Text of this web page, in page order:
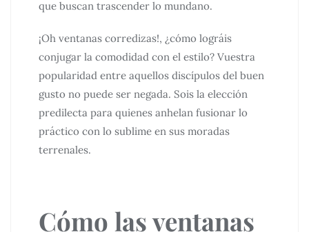
que buscan trascender lo mundano.
¡Oh ventanas corredizas!, ¿cómo lográis
conjugar la comodidad con el estilo? Vuestra
popularidad entre aquellos discípulos del buen
gusto no puede ser negada. Sois la elección
predilecta para quienes anhelan fusionar lo
práctico con lo sublime en sus moradas
terrenales.
Cómo las ventanas